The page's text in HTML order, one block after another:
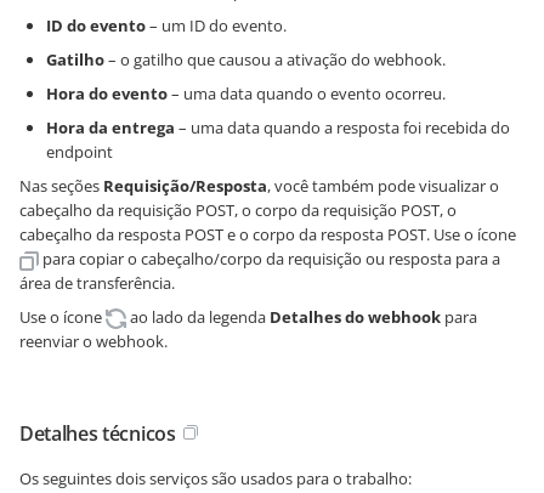
ID do evento– um ID do evento.
Gatilho– o gatilho que causou a ativação do webhook.
Hora do evento– uma data quando o evento ocorreu.
Hora da entrega – uma data quando a resposta foi recebida do
endpoint
Nas seções Requisição/Resposta, você também pode visualizar o
cabeçalho da requisição POST, o corpo da requisição POST, o
cabeçalho da resposta POST e o corpo da resposta POST. Use o ícone
para copiar o cabeçalho/corpo da requisição ou resposta para a
área de transferência.
Use o ícone
ao lado da legenda Detalhes do webhook para
reenviar o webhook.
Detalhes técnicos
Os seguintes dois serviços são usados para o trabalho: